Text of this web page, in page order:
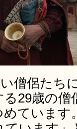
僧侶たち
29歳の
ています